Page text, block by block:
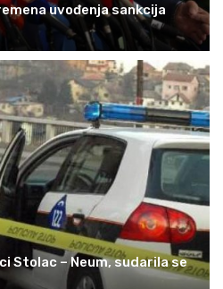
uvođenja sankcija
Stolac – Neum, sudarila se